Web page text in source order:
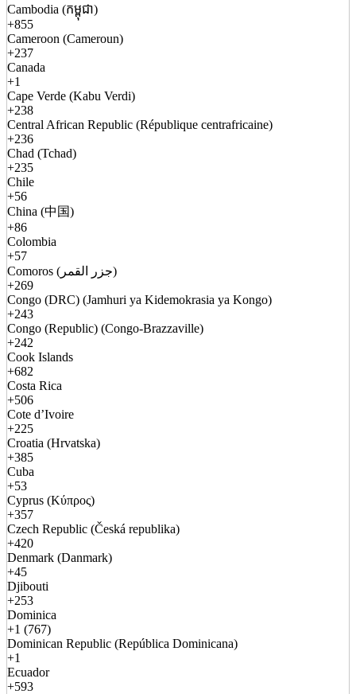
Cambodia (កម្ពុជា)
+855
Cameroon (Cameroun)
+237
Canada
+1
Cape Verde (Kabu Verdi)
+238
Central African Republic (République centrafricaine)
+236
Chad (Tchad)
+235
Chile
+56
China (中国)
+86
Colombia
+57
Comoros (جزر القمر)
+269
Congo (DRC) (Jamhuri ya Kidemokrasia ya Kongo)
+243
Congo (Republic) (Congo-Brazzaville)
+242
Cook Islands
+682
Costa Rica
+506
Cote d’Ivoire
+225
Croatia (Hrvatska)
+385
Cuba
+53
Cyprus (Κύπρος)
+357
Czech Republic (Česká republika)
+420
Denmark (Danmark)
+45
Djibouti
+253
Dominica
+1 (767)
Dominican Republic (República Dominicana)
+1
Ecuador
+593